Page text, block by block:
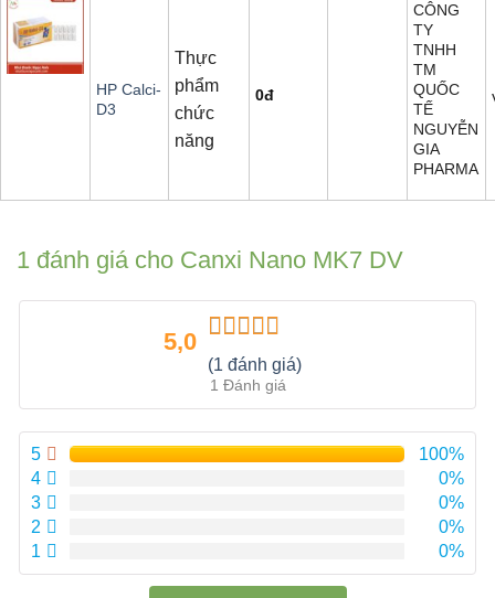
HP Calci-
D3
Thực
phẩm
chức
năng
0đ
CÔNG
TY
TNHH
TM
QUỐC
TẾ
NGUYỄN
GIA
PHARMA
1 đánh giá cho Canxi Nano MK7 DV
5,0
Được xếp
hạng 5.00
sao
(1 đánh giá)
1 Đánh giá
5
100%
4
0%
3
0%
2
0%
1
0%